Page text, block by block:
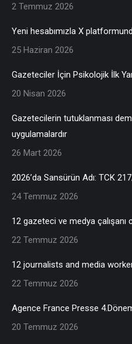
2 Temmuz 2026
Yeni hesabımızla X
25 Haziran 2026
Gazeteciler İçin Psikolojik İlk
20 Nisan 2026
Gazetecilerin tutuklanması
uygulamalardır
26 Mart 2026
2026’da Sansürün Adı: TCK
24 Temmuz 2026
12 gazeteci ve medya çalışanı
22 Temmuz 2026
12 journalists and media
22 Temmuz 2026
Agence France Presse
20 Temmuz 2026